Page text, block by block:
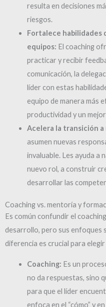
resulta en decisiones
riesgos.
Fortalece habilidades
equipos: El coaching
practicar y recibir
comunicación, la
líder con estas
equipo de manera más
productividad y un
Acelera la transición a
asumen nuevas
invaluable. Les ayuda a
nuevo rol, a construir
desarrollar las
Coaching vs. mentoría y
Es común confundir el
desarrollo, pero sus enfoques
diferencia es crucial para
Coaching: Es un
no da respuestas, sino
para que el líder
enfoca en el “cómo” y